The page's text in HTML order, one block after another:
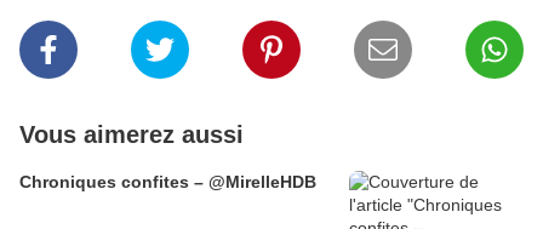
Vous aimerez aussi
Chroniques confites – @MirelleHDB